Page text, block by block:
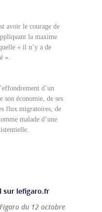
avoir le courage de
la maxime
« il n’y a de
».
d’un
son économie, de ses
flux migratoires, de
malade d’une
sur lefigaro.fr
du 12 octobre